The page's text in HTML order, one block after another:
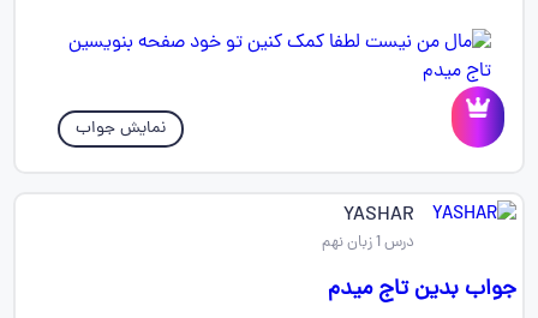
نمایش جواب
YASHAR
درس 1 زبان نهم
جواب بدین تاج میدم